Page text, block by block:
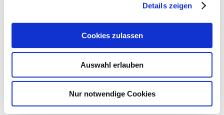
Details zeigen
Cookies zulassen
Auswahl erlauben
Nur notwendige Cookies
Betriebsverfassungs- und Personalvertretungsrecht
Recht der Arbeitnehmerüberlassung
Vorruhestand, Entsendung, Auslandsbeschäftigung)
Sozialversicherungsrecht für Privatpersonen,
Schwerbehindertenrecht Erwerbsminderungsrente
Regress von Sozialleistungsträgern